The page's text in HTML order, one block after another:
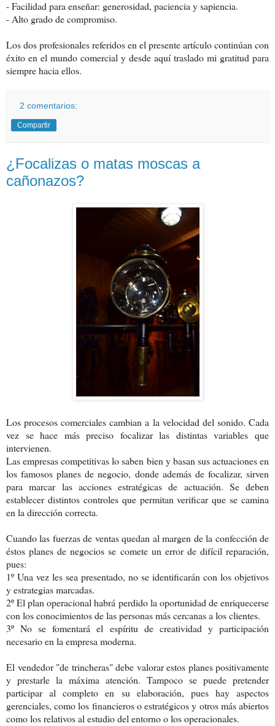
- Facilidad para enseñar: generosidad, paciencia y sapiencia.
- Alto grado de compromiso.
Los dos profesionales referidos en el presente artículo continúan con
éxito en el mundo comercial y desde aquí traslado mi gratitud para
siempre hacia ellos.
2 comentarios:
Compartir
¿Focalizas o matas moscas a
cañonazos?
Los procesos comerciales cambian a la velocidad del sonido. Cada
vez se hace más preciso focalizar las distintas variables que
intervienen.
Las empresas competitivas lo saben bien y basan sus actuaciones en
los famosos planes de negocio, donde además de focalizar, sirven
para marcar las acciones estratégicas de actuación. Se deben
establecer distintos controles que permitan verificar que se camina
en la dirección correcta.
Cuando las fuerzas de ventas quedan al margen de la confección de
éstos planes de negocios se comete un error de difícil reparación,
pues:
1º Una vez les sea presentado, no se identificarán con los objetivos
y estrategias marcadas.
2º El plan operacional habrá perdido la oportunidad de enriquecerse
con los conocimientos de las personas más cercanas a los clientes.
3º No se fomentará el espíritu de creatividad y participación
necesario en la empresa moderna.
El vendedor "de trincheras" debe valorar estos planes positivamente
y prestarle la máxima atención. Tampoco se puede pretender
participar al completo en su elaboración, pues hay aspectos
gerenciales, como los financieros o estratégicos y otros más abiertos
como los relativos al estudio del entorno o los operacionales.